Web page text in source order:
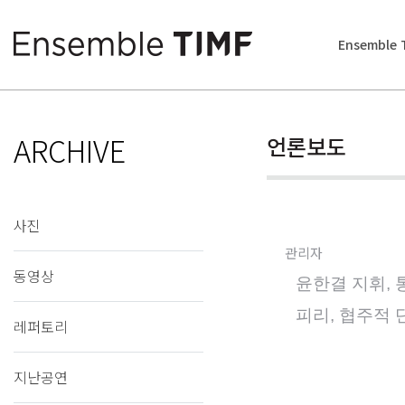
Ensemble
ARCHIVE
사진
동영상
레퍼토리
지난공연
언론보도
관리자
윤한결 지휘,
피리, 협주적